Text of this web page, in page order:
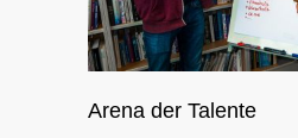
Arena der Talente